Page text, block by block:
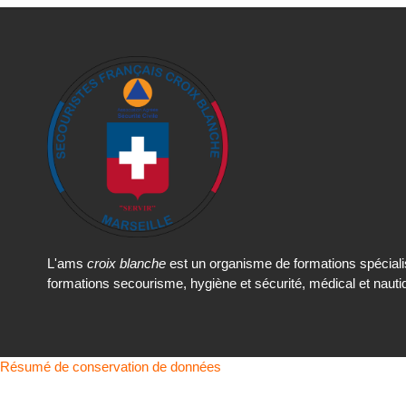
L'ams croix blanche est un organisme de formations
formations secourisme, hygiène et sécurité, médical et
Résumé de conservation de données